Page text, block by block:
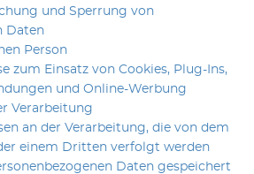
und Sperrung von
Daten
Person
zum Einsatz von Cookies, Plug-Ins,
und Online-Werbung
Verarbeitung
an der Verarbeitung, die von dem
einem Dritten verfolgt werden
Daten gespeichert